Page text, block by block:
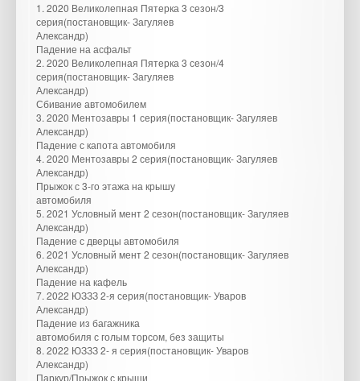
1. 2020 Великолепная Пятерка 3 сезон/3
серия(постановщик- Загуляев
Александр)
Падение на асфальт
2. 2020 Великолепная Пятерка 3 сезон/4
серия(постановщик- Загуляев
Александр)
Сбивание автомобилем
3. 2020 Ментозавры 1 серия(постановщик- Загуляев
Александр)
Падение с капота автомобиля
4. 2020 Ментозавры 2 серия(постановщик- Загуляев
Александр)
Прыжок с 3-го этажа на крышу
автомобиля
5. 2021 Условный мент 2 сезон(постановщик- Загуляев
Александр)
Падение с дверцы автомобиля
6. 2021 Условный мент 2 сезон(постановщик- Загуляев
Александр)
Падение на кафель
7. 2022 ЮЗЗЗ 2-я серия(постановщик- Уваров
Александр)
Падение из багажника
автомобиля с голым торсом, без защиты
8. 2022 ЮЗЗЗ 2- я серия(постановщик- Уваров
Александр)
Паркур/Прыжок с крыши